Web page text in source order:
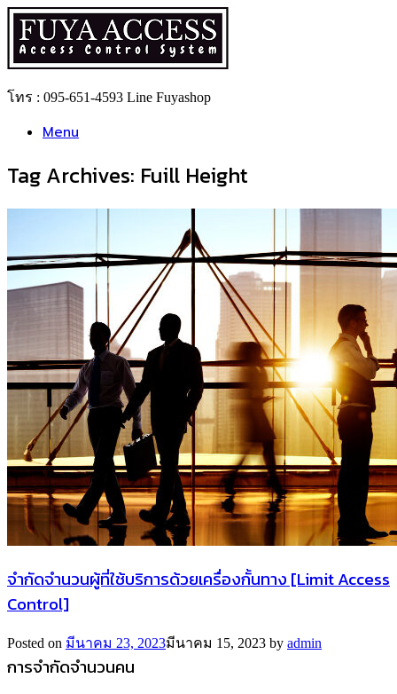
Skip
content
โทร : 095-651-4593 Line Fuyashop
Menu
Tag Archives: Fuill Height
จำกัดจำนวนผู้ที่ใช้บริการด้วยเครื่องกั้นทาง [Limit Access
Control]
Posted on มีนาคม 23, 2023มีนาคม 15, 2023 by admin
การจำกัดจำนวนคน